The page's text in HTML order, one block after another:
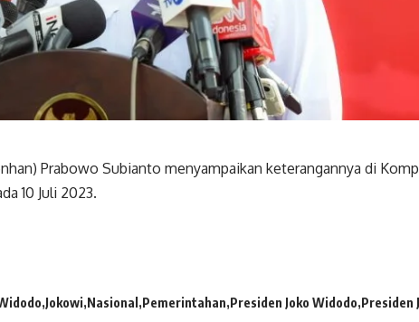
Prabowo Subianto menyampaikan keterangannya di
10 Juli 2023.
Jokowi Nasional Pemerintahan Presiden Joko Widodo Presiden